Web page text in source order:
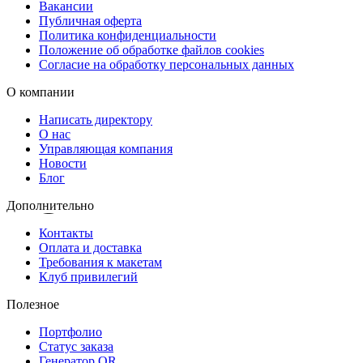
Copy.ru — надёжная защита ваших документов
Мы обеспечиваем аккуратное ламинирование, современное
оборудование и быстрые сроки выполнения, чтобы ваши бумаги
оставались прочными и сохранными как можно дольше.
Вакансии
Публичная оферта
Политика конфиденциальности
Положение об обработке файлов cookies
Согласие на обработку персональных данных
О компании
Написать директору
О нас
Управляющая компания
Новости
Блог
Дополнительно
Контакты
Оплата и доставка
Требования к макетам
Клуб привилегий
Полезное
Портфолио
Статус заказа